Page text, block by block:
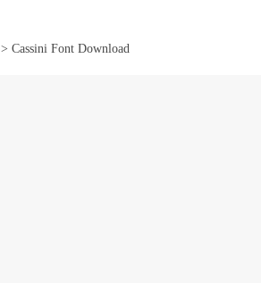
> Cassini Font Download